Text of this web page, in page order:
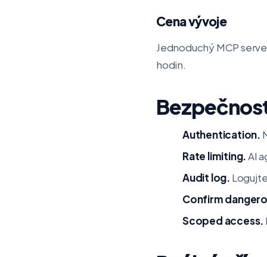
Cena vývoje
Jednoduchý MCP
hodin.
Authentication.
Rate limiting.AI
Audit log.
Confirm
Scoped access.